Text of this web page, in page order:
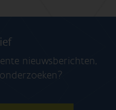
nieuwsberichten,